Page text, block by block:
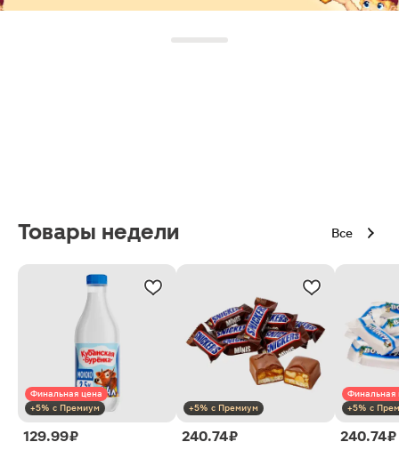
Товары недели Все
Финальная цена
+5% с Премиум
129.99 ₽
+5% с Премиум
240.74 ₽
Финальная
+5% с
240.74 ₽